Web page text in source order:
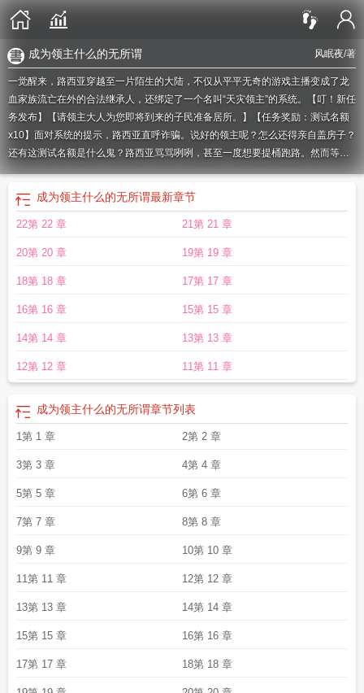
风眠夜/著
成为领主什么的无所谓
一觉醒来，路西亚穿越至一片陌生的大陆，不仅从平平无奇的游戏主播变成了龙
血家族流亡在外的合法继承人，还绑定了一个名叫“天灾领主”的系统。【叮！新任
务发布】【请领主大人为您即将到来的子民准备居所。】【任务奖励：测试名额
x10】面对系统的提示，路西亚直呼诈骗。说好的领主呢？怎么还得亲自盖房子？
还有这测试名额是什么鬼？路西亚骂骂咧咧，甚至一度想要提桶跑路。然而等他
搭建好一个临时窝棚，准备迎接他的第一批子民时，意想不到的事情却发生了…
一群脑袋长犄角、身后长尾巴的小羊人从地底爬了出来，满脸兴奋地围着他叫
嚷：“我靠！这光、这材质、这建模！这还是游戏吗？”“啊啊啊这npc也太帅
了！！”-不知何时从开始，罗德尔大陆冒出一支自称“天灾”的军团，他们无往不
然而所有与他们打过照面的幸存者往往都只记得同一件事。——掌管这支军团的
领主是一位黑发红眸的俊俏帅哥。“让我们有请最尊贵的龙血后裔，龙神凯厄斯的
剑人，绽放于幽影之地的血色玫瑰，伟大的天灾领主，无上荣耀的罗德尔之王，
路西亚·加洛林大人进行战前致辞。”路西亚的视线扫过台下，望着一个个奇装异服
穿得像个人？”银灰色的虚影附着在他的身侧，发出不屑的哼声：“我可支配不了一
群邪恶灵魂的想法，你最好还是快一点吧，他们都在喊skip了。”路西亚深吸一口
气，抬手扬起自己的披风：“诸位，让天灾的铁足将那如同蝼蚁般的敌人狠狠碾碎
吧！”“嗷嗷嗷！”台下的玩家顿时沸腾。“为了加洛林家族的荣耀！！”“为了领主大
人！！”“狗策划加强法师！！！”-身为龙神幼子，凯厄斯曾是罗德尔大陆最为尊贵
的存在。然而王朝倾覆，他被封印在蛋壳中沉睡千年，再醒来时，世界已经发生
糕的是，他稀里糊涂和一只陌生巫妖缔结至死不渝的契约，将彼此的命运绑定在
家伙。然而凯厄斯还是在日渐相处的过程中逐渐沦陷。对方拍着胸脯向他保证：
“放心吧殿下，作为盟友，我一定会帮你重建龙神的信仰！”凯厄斯沉默几秒，看着
的少年领主受含微量先婚后爱。轻群像，含有大量对玩家和现实世界的描写。无
逻辑爽文，设定都是虚构。—————以下为预收文案————————《仿真
厚、六险一金，听起来好像还不错。然而入职之后他才发现，这家公司的工作环
商，恶沼密林的食尸鬼消化不良，你喂它们吃点消食片。”“小商，午夜小镇的男巫
偏离了活动轨迹，你去把他带回来。”“小商……”……商·上了贼船·离：……现在走
成为领主什么的无所谓最新章节
22第 22 章 21第 21 章
20第 20 章 19第 19 章
18第 18 章 17第 17 章
16第 16 章 15第 15 章
14第 14 章 13第 13 章
12第 12 章 11第 11 章
成为领主什么的无所谓章节列表
1第 1 章 2第 2 章
3第 3 章 4第 4 章
5第 5 章 6第 6 章
7第 7 章 8第 8 章
9第 9 章 10第 10 章
11第 11 章 12第 12 章
13第 13 章 14第 14 章
15第 15 章 16第 16 章
17第 17 章 18第 18 章